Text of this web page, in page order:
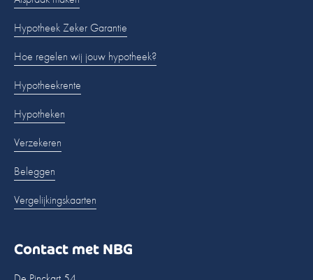
Hypotheek Zeker Garantie
Hoe regelen wij jouw hypotheek?
Hypotheekrente
Hypotheken
Verzekeren
Beleggen
Vergelijkingskaarten
Contact met NBG